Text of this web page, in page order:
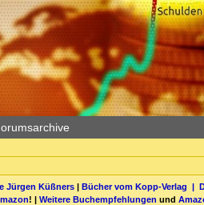
Jürgen Küßners| Bücher vom Kopp-Verlag |
! | Weitere Buchempfehlungen und